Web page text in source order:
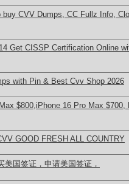
CVV Dumps, CC Fullz Info,
Get CISSP Certification Online
with Pin & Best Cvv Shop 2026
$800,iPhone 16 Pro Max $700,
GOOD FRESH ALL COUNTRY
国签证，申请美国签证，